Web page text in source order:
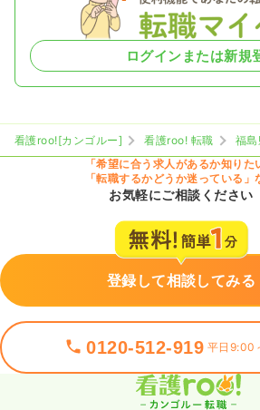
ログインまたは新規
看護roo![カンゴルー] 看護roo! 転職 福島
「希望に合う求人があるか知りた
「転職するかどうか迷っている」
お気軽にご相談ください
登録して相談してみる
0120-512-919 平日9:00